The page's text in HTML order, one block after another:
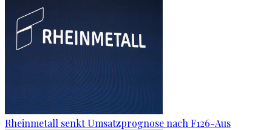
Rheinmetall senkt Umsatzprognose nach F126-Aus